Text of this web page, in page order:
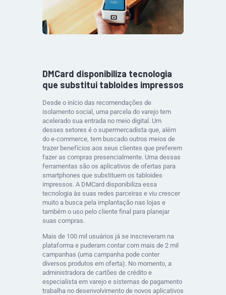
HOMEST
HOME
DMCard disponibiliza tecnologia
que substitui tabloides impressos
Desde o início das recomendações de
isolamento social, uma parcela do varejo tem
acelerado sua entrada no meio digital. Um
desses setores é o supermercadista que, além
do e-commerce, tem buscado outros meios de
trazer benefícios aos seus clientes que preferem
fazer as compras presencialmente. Uma dessas
ferramentas são os aplicativos de ofertas para
smartphones que substituem os tabloides
impressos. A DMCard disponibiliza essa
tecnologia às suas redes parceiras e viu crescer
muito a busca pela implantação nas lojas e
também o uso pelo cliente final para planejar
suas compras.
Mais de 100 mil usuários já se inscreveram na
plataforma e puderam contar com mais de 2 mil
campanhas (uma campanha pode conter
diversos produtos em oferta). No momento, a
administradora de cartões de crédito e
especialista em varejo e sistemas de pagamento
trabalha no desenvolvimento de novos aplicativos